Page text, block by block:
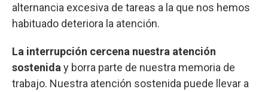
alternancia excesiva de tareas a la que nos hemos
habituado deteriora la atención.
La interrupción cercena nuestra atención
sostenida y borra parte de nuestra memoria de
trabajo. Nuestra atención sostenida puede llevar a